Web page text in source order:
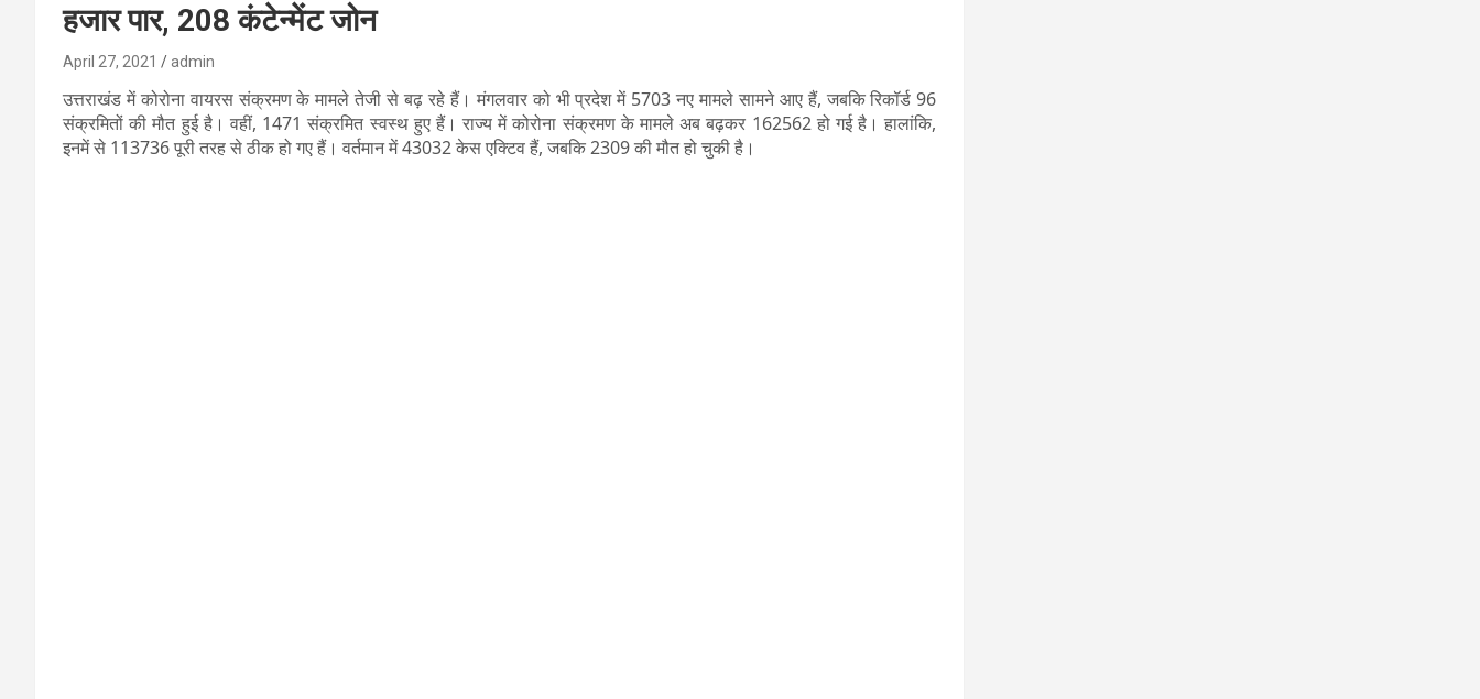
हजार पार, 208 कंटेन्मेंट जोन
April 27, 2021 admin
उत्तराखंड में कोरोना वायरस संक्रमण के मामले तेजी से बढ़ रहे हैं। मंगलवार को भी प्रदेश में 5703 नए मामले सामने आए हैं, जबकि रिकॉर्ड 96
संक्रमितों की मौत हुई है। वहीं, 1471 संक्रमित स्वस्थ हुए हैं। राज्य में कोरोना संक्रमण के मामले अब बढ़कर 162562 हो गई है। हालांकि,
इनमें से 113736 पूरी तरह से ठीक हो गए हैं। वर्तमान में 43032 केस एक्टिव हैं, जबकि 2309 की मौत हो चुकी है।